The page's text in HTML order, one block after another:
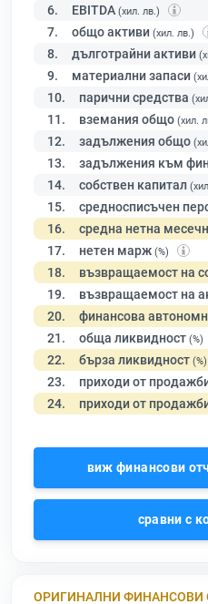
6. EBITDA (хил. лв.)
7. общо активи (хил. лв.)
8. дълготрайни активи
9. материални запаси
10. парични средства
11. вземания общо (хил.
12. задължения общо
13. задължения към
14. собствен капитал
15. средносписъчен
16. средна нетна
17. нетен марж (%)
18. възвращаемост на
19. възвращаемост на
20. финансова
21. обща ликвидност (%)
22. бърза ликвидност (%)
23. приходи от
24. приходи от
виж финансови
сравни с
ОРИГИНАЛНИ ФИНАНСОВИ